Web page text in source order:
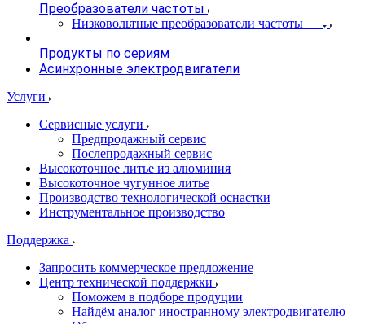
Преобразователи частоты
Низковольтные преобразователи частоты
Продукты по сериям
Асинхронные электродвигатели
Услуги
Сервисные услуги
Предпродажный сервис
Послепродажный сервис
Высокоточное литье из алюминия
Высокоточное чугунное литье
Производство технологической оснастки
Инструментальное производство
Поддержка
Запросить коммерческое предложение
Центр технической поддержки
Поможем в подборе продуции
Найдём аналог иностранному электродвигателю